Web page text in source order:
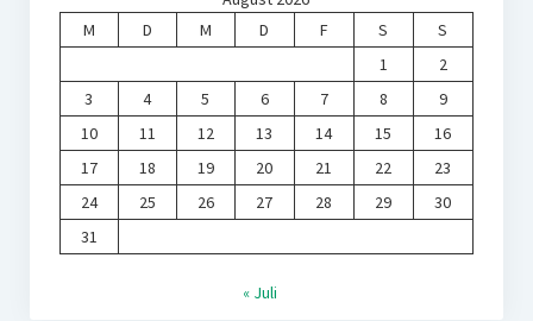
M
D M D F S
S
1
2
3
4 5 6 7 8
9
10
11 12 13 14 15
16
17
18 19 20 21 22
23
24
25 26 27 28 29
30
31
« Juli